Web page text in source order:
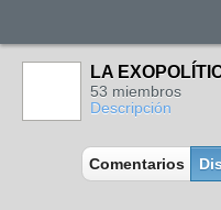
LA
53 miembros
Descripción
Comentarios